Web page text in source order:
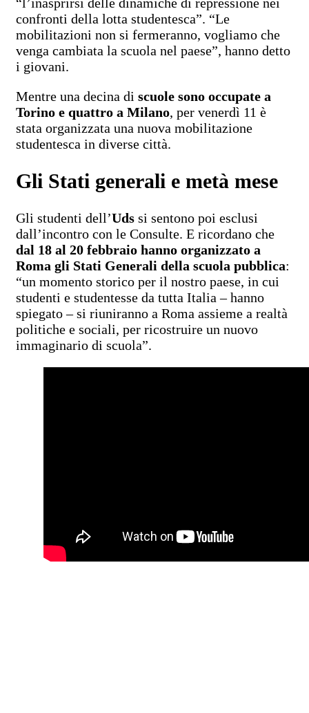
confronti della lotta studentesca”. “Le
mobilitazioni non si fermeranno, vogliamo che
venga cambiata la scuola nel paese”, hanno detto
i giovani.
Mentre una decina di scuole sono occupate a
Torino e quattro a Milano, per venerdì 11 è
stata organizzata una nuova mobilitazione
studentesca in diverse città.
Gli Stati generali e metà mese
Gli studenti dell’Uds si sentono poi esclusi
dall’incontro con le Consulte. E ricordano che
dal 18 al 20 febbraio hanno organizzato a
Roma gli Stati Generali della scuola pubblica:
“un momento storico per il nostro paese, in cui
studenti e studentesse da tutta Italia – hanno
spiegato – si riuniranno a Roma assieme a realtà
politiche e sociali, per ricostruire un nuovo
immaginario di scuola”.